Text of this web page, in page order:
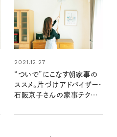
2021.12.27
“ついで”にこなす朝家事の
ススメ。片づけアドバイザー・
石阪京子さんの家事テクニッ